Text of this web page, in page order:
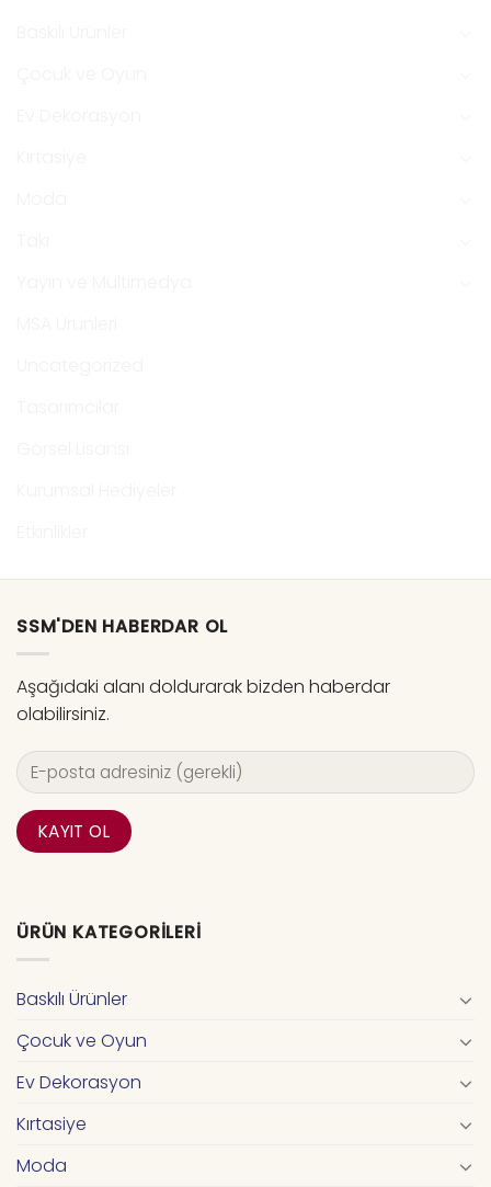
SSM'DEN HABERDAR OL
Aşağıdaki alanı doldurarak bizden haberdar
olabilirsiniz.
ÜRÜN KATEGORILERI
Baskılı Ürünler
Çocuk ve Oyun
Ev Dekorasyon
Kırtasiye
Moda